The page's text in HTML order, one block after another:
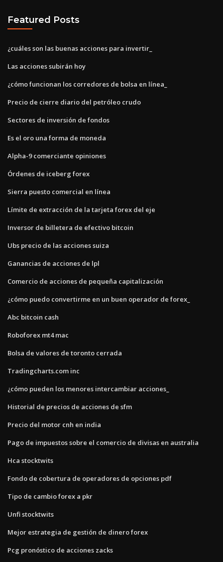
Featured Posts
¿cuáles son las buenas acciones para invertir_
Las acciones subirán hoy
¿cómo funcionan los corredores de bolsa en línea_
Precio de cierre diario del petróleo crudo
Sectores de inversión de fondos
Es el oro una forma de moneda
Alpha-9 comerciante opiniones
Órdenes de iceberg forex
Sierra puesto comercial en línea
Límite de extracción de la tarjeta forex del eje
Inversor de billetera de efectivo bitcoin
Ubs precio de las acciones suiza
Ganancias de acciones de lpl
Comercio de acciones de pequeña capitalización
¿cómo puedo convertirme en un buen operador de forex_
Abc bitcoin cash
Roboforex mt4 mac
Bolsa de valores de toronto cerrada
Tradingcharts.com inc
¿cómo pueden los menores intercambiar acciones_
Historial de precios de acciones de sfm
Precio del motor cnh en india
Pago de impuestos sobre el comercio de divisas en australia
Hca stocktwits
Fondo de cobertura de operadores de opciones pdf
Tipo de cambio forex a pkr
Unfi stocktwits
Mejor estrategia de gestión de dinero forex
Pcg pronóstico de acciones zacks